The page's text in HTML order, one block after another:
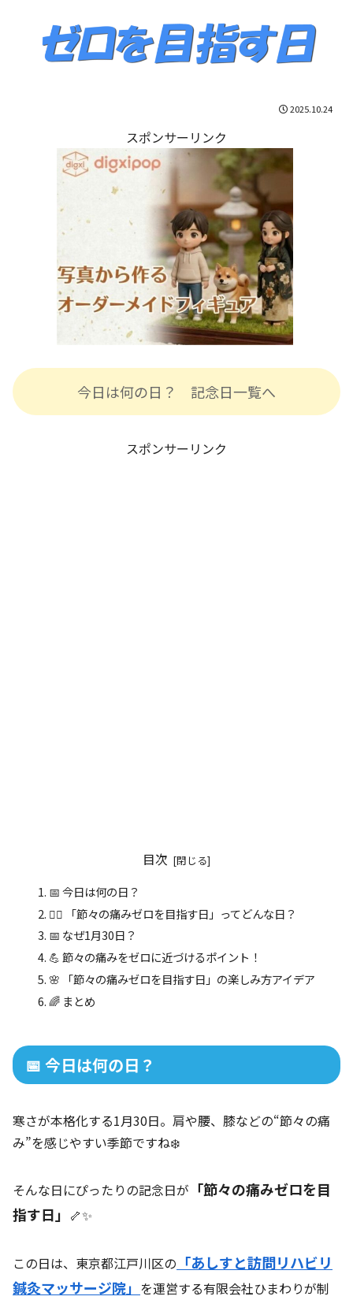
2025.10.24
スポンサーリンク
今日は何の日？ 記念日一覧へ
スポンサーリンク
目次
📅 今日は何の日？
💆‍♀️ 「節々の痛みゼロを目指す日」ってどんな日？
📅 なぜ1月30日？
💪 節々の痛みをゼロに近づけるポイント！
🌸 「節々の痛みゼロを目指す日」の楽しみ方アイデア
🌈 まとめ
📅 今日は何の日？
寒さが本格化する1月30日。肩や腰、膝などの“節々の痛
み”を感じやすい季節ですね❄️
そんな日にぴったりの記念日が 「節々の痛みゼロを目
指す日」 🦴✨
この日は、東京都江戸川区の 「あしすと訪問リハビリ
鍼灸マッサージ院」 を運営する有限会社ひまわりが制